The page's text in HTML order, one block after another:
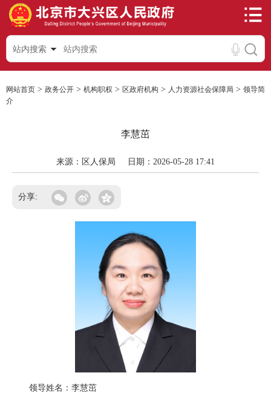
站内搜索
网站首页 > 政务公开 > 机构职权 > 区政府机构 > 人力资源社会保障局 > 领导简
介
李慧茁
来源：区人保局 日期：2026-05-28 17:41
分享:
领导姓名：李慧茁